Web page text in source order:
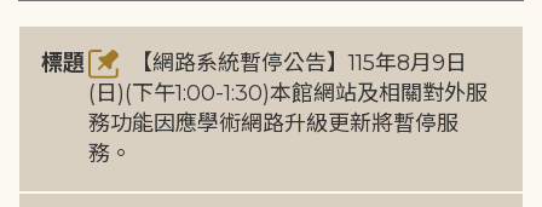
標題
【網路系統暫停公告】115年8月9日
(日)(下午1:00-1:30)本館網站及相關對外服
務功能因應學術網路升級更新將暫停服
務。